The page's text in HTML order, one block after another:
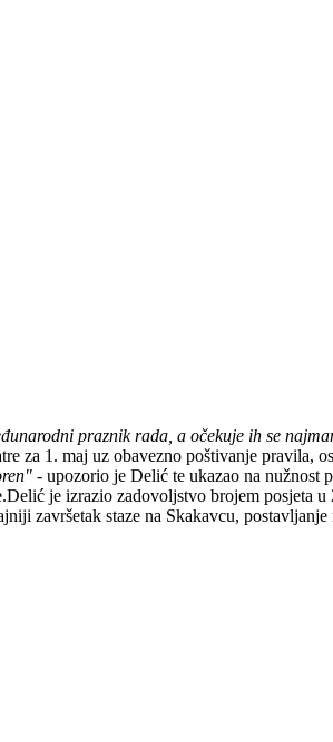
praznik rada, a očekuje ih se
za 1. maj uz obavezno poštivanje pravila,
- upozorio je Delić te ukazao na nužnost
je izrazio zadovoljstvo brojem posjeta
završetak staze na Skakavcu,